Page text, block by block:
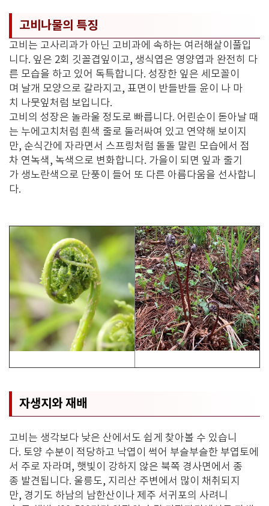
고비나물의 특징
고비는 고사리과가 아닌 고비과에 속하는 여러해살이풀입
니다. 잎은 2회 깃꼴겹잎이고, 생식엽은 영양엽과 완전히 다
른 모습을 하고 있어 독특합니다. 성장한 잎은 세모꼴이
며 날개 모양으로 갈라지고, 표면이 반들반들 윤이 나 마
치 나뭇잎처럼 보입니다.
고비의 성장은 놀라울 정도로 빠릅니다. 어린순이 돋아날 때
는 누에고치처럼 흰색 줄로 둘러싸여 있고 연약해 보이지
만, 순식간에 자라면서 스프링처럼 돌돌 말린 모습에서 점
차 연녹색, 녹색으로 변화합니다. 가을이 되면 잎과 줄기
가 생노란색으로 단풍이 들어 또 다른 아름다움을 선사합니
다.
자생지와 재배
고비는 생각보다 낮은 산에서도 쉽게 찾아볼 수 있습니
다. 토양 수분이 적당하고 낙엽이 썩어 부슬부슬한 부엽토에
서 주로 자라며, 햇빛이 강하지 않은 북쪽 경사면에서 종
종 발견됩니다. 울릉도, 지리산 주변에서 많이 채취되지
만, 경기도 하남의 남한산이나 제주 서귀포의 사려니